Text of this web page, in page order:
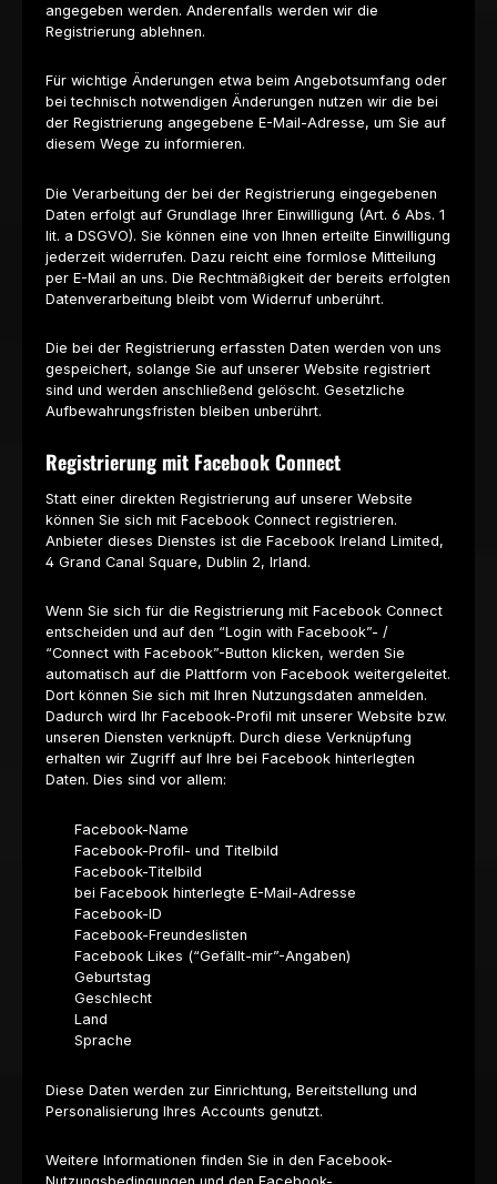
angegeben werden. Anderenfalls werden wir die
Registrierung ablehnen.
Für wichtige Änderungen etwa beim Angebotsumfang oder
bei technisch notwendigen Änderungen nutzen wir die bei
der Registrierung angegebene E-Mail-Adresse, um Sie auf
diesem Wege zu informieren.
Die Verarbeitung der bei der Registrierung eingegebenen
Daten erfolgt auf Grundlage Ihrer Einwilligung (Art. 6 Abs. 1
lit. a DSGVO). Sie können eine von Ihnen erteilte Einwilligung
jederzeit widerrufen. Dazu reicht eine formlose Mitteilung
per E-Mail an uns. Die Rechtmäßigkeit der bereits erfolgten
Datenverarbeitung bleibt vom Widerruf unberührt.
Die bei der Registrierung erfassten Daten werden von uns
gespeichert, solange Sie auf unserer Website registriert
sind und werden anschließend gelöscht. Gesetzliche
Aufbewahrungsfristen bleiben unberührt.
Registrierung mit Facebook Connect
Statt einer direkten Registrierung auf unserer Website
können Sie sich mit Facebook Connect registrieren.
Anbieter dieses Dienstes ist die Facebook Ireland Limited,
4 Grand Canal Square, Dublin 2, Irland.
Wenn Sie sich für die Registrierung mit Facebook Connect
entscheiden und auf den “Login with Facebook”- /
“Connect with Facebook”-Button klicken, werden Sie
automatisch auf die Plattform von Facebook weitergeleitet.
Dort können Sie sich mit Ihren Nutzungsdaten anmelden.
Dadurch wird Ihr Facebook-Profil mit unserer Website bzw.
unseren Diensten verknüpft. Durch diese Verknüpfung
erhalten wir Zugriff auf Ihre bei Facebook hinterlegten
Daten. Dies sind vor allem:
Facebook-Name
Facebook-Profil- und Titelbild
Facebook-Titelbild
bei Facebook hinterlegte E-Mail-Adresse
Facebook-ID
Facebook-Freundeslisten
Facebook Likes (“Gefällt-mir”-Angaben)
Geburtstag
Geschlecht
Land
Sprache
Diese Daten werden zur Einrichtung, Bereitstellung und
Personalisierung Ihres Accounts genutzt.
Weitere Informationen finden Sie in den Facebook-